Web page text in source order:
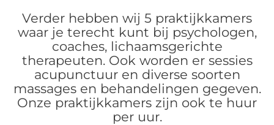
Verder hebben wij 5 praktijkkamers
waar je terecht kunt bij psychologen,
coaches, lichaamsgerichte
therapeuten. Ook worden er sessies
acupunctuur en diverse soorten
massages en behandelingen gegeven.
Onze praktijkkamers zijn ook te huur
per uur.